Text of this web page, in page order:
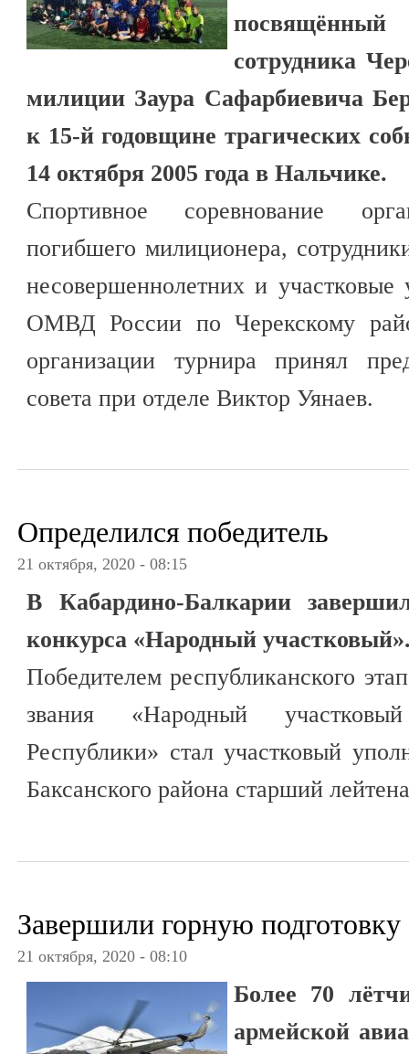
сотрудника
милиции Заура Сафарбиевича
к 15-й годовщине трагических
14 октября 2005 года в Нальчике.
Спортивное соревнование
погибшего милиционера,
несовершеннолетних и
ОМВД России по Черекскому
организации турнира принял
совета при отделе Виктор Уянаев.
Определился победитель
21 октября, 2020 - 08:15
В Кабардино-Балкарии
конкурса «Народный
Победителем республиканского
звания «Народный участковый
Республики» стал участковый
Баксанского района старший
Завершили горную подготовку
21 октября, 2020 - 08:10
Более 70
армейской